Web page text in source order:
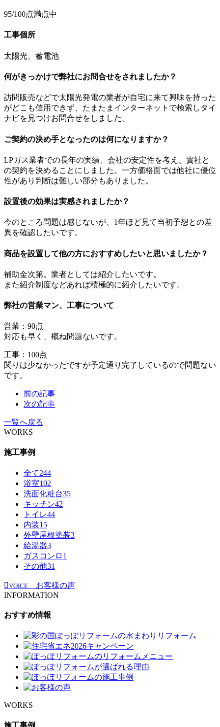
95/100点満点中
工事個所
太陽光、蓄電池
何がきっかけで弊社にお問合せをされましたか？
訪問販売などで太陽光発電の業者が自宅に来て興味を持った
がどこも信用できず、たまたまインターネットで検索しタイ
ナビを見つけお問合せをしました。
ご契約の決め手となったのは何になりますか？
LPガス業者での長年の実績、会社の安定性を考え、貴社と
の契約を決めることにしました。一方価格面では他社に優位
性があり判断は難しい部分もありました。
設置後の効果は実感されましたか？
今のところ問題は感じないが、1年ほど見て当初予想との差
異を確認したいです。
商品を設置して他の方におすすめしたいと思いましたか？
補助金次第。業者としては紹介したいです。
また紹介制度などあれば積極的に紹介したいです。
弊社の営業マン、工事について
営業：90点
対応も早く、概ね問題ないです。
工事：100点
関りは少なかったですが予定通り完了しているので問題ない
です。
前の記事
次の記事
一覧へ戻る
WORKS
施工事例
全て244
浴室102
洗面化粧台35
キッチン42
トイレ44
内装15
外壁屋根塗装3
給湯器3
ガスコンロ 1
その他31
VOICE
お客様の声
INFORMATION
おすすめ情報
WORKS
施工事例